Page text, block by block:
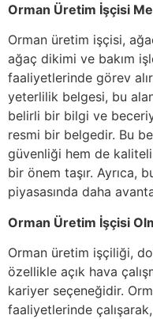
Orman Üretim İşçisi
Orman üretim işçisi,
ağaç dikimi ve bakım
faaliyetlerinde görev
yeterlilik belgesi, bu
belirli bir bilgi ve
resmi bir belgedir. Bu
güvenliği hem de
bir önem taşır. Ayrıca,
piyasasında daha
Orman Üretim İşçisi
Orman üretim işçiliği,
özellikle açık hava
kariyer seçeneğidir.
faaliyetlerinde